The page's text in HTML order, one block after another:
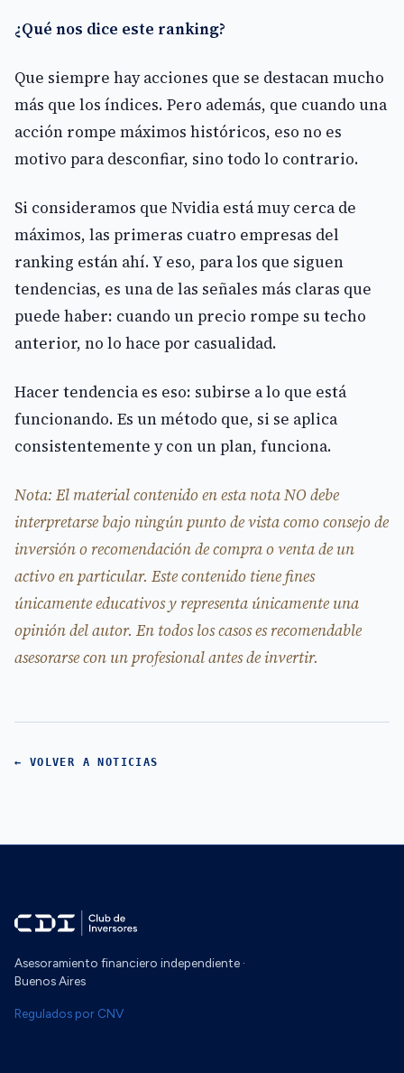
¿Qué nos dice este ranking?
Que siempre hay acciones que se destacan mucho
más que los índices. Pero además, que cuando una
acción rompe máximos históricos, eso no es
motivo para desconfiar, sino todo lo contrario.
Si consideramos que Nvidia está muy cerca de
máximos, las primeras cuatro empresas del
ranking están ahí. Y eso, para los que siguen
tendencias, es una de las señales más claras que
puede haber: cuando un precio rompe su techo
anterior, no lo hace por casualidad.
Hacer tendencia es eso: subirse a lo que está
funcionando. Es un método que, si se aplica
consistentemente y con un plan, funciona.
Nota: El material contenido en esta nota NO debe
interpretarse bajo ningún punto de vista como consejo de
inversión o recomendación de compra o venta de un
activo en particular. Este contenido tiene fines
únicamente educativos y representa únicamente una
opinión del autor. En todos los casos es recomendable
asesorarse con un profesional antes de invertir.
← VOLVER A NOTICIAS
Asesoramiento financiero independiente ·
Buenos Aires
Regulados por CNV